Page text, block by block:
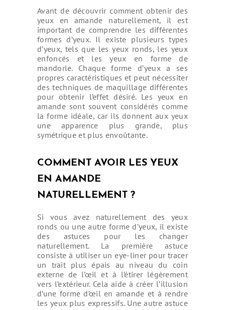
Avant de découvrir comment obtenir des
yeux en amande naturellement, il est
important de comprendre les différentes
formes d’yeux. Il existe plusieurs types
d’yeux, tels que les yeux ronds, les yeux
enfoncés et les yeux en forme de
mandorle. Chaque forme d’yeux a ses
propres caractéristiques et peut nécessiter
des techniques de maquillage différentes
pour obtenir l’effet désiré. Les yeux en
amande sont souvent considérés comme
la forme idéale, car ils donnent aux yeux
une apparence plus grande, plus
symétrique et plus envoûtante.
COMMENT AVOIR LES YEUX
EN AMANDE
NATURELLEMENT ?
Si vous avez naturellement des yeux
ronds ou une autre forme d’yeux, il existe
des astuces pour les changer
naturellement. La première astuce
consiste à utiliser un eye-liner pour tracer
un trait plus épais au niveau du coin
externe de l’œil et à l’étirer légèrement
vers l’extérieur. Cela aide à créer l’illusion
d’une forme d’œil en amande et à rendre
les yeux plus expressifs. Une autre astuce